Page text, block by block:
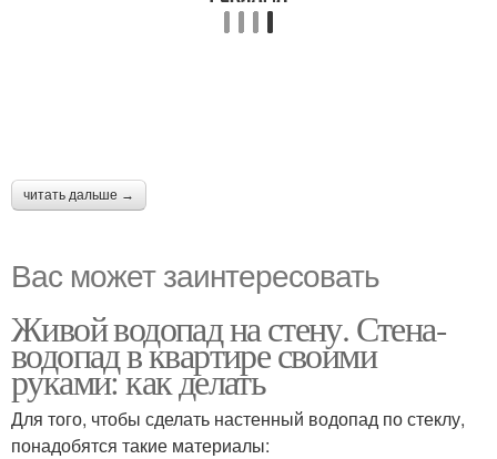
читать дальше →
Вас может заинтересовать
Живой водопад на стену. Стена-
водопад в квартире своими
руками: как делать
Для того, чтобы сделать настенный водопад по стеклу,
понадобятся такие материалы: